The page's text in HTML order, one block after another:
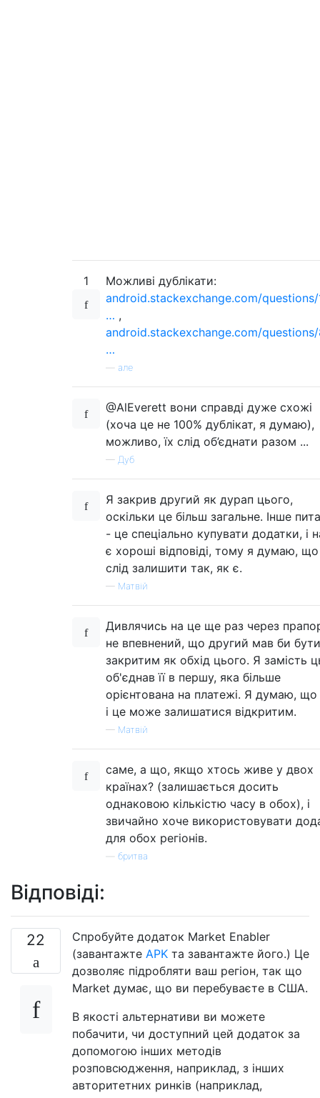
1
Можливі дублікати:
android.stackexchange.com/
… ,
android.stackexchange.com/
…
але
@AlEverett вони справді дуже схожі
(хоча це не 100% дублікат, я думаю),
можливо, їх слід об’єднати разом ...
— Дуб
Я закрив другий як дурап цього,
оскільки це більш загальне. Інше
- це спеціально купувати додатки, і
є хороші відповіді, тому я думаю,
слід залишити так, як є.
— Матвій
Дивлячись на це ще раз через
не впевнений, що другий мав би бути
закритим як обхід цього. Я замість
об'єднав її в першу, яка більше
орієнтована на платежі. Я думаю, що
і це може залишатися відкритим.
— Матвій
саме, а що, якщо хтось живе у двох
країнах? (залишається досить
однаковою кількістю часу в обох), і
звичайно хоче використовувати
для обох регіонів.
бритва
Відповіді:
22
Спробуйте додаток Market Enabler
(завантажте APK та завантажте його.) Це
дозволяє підробляти ваш регіон, так що
Market думає, що ви перебуваєте в США.
В якості альтернативи ви можете
побачити, чи доступний цей додаток за
допомогою інших методів
розповсюдження, наприклад, з інших
авторитетних ринків (наприклад,